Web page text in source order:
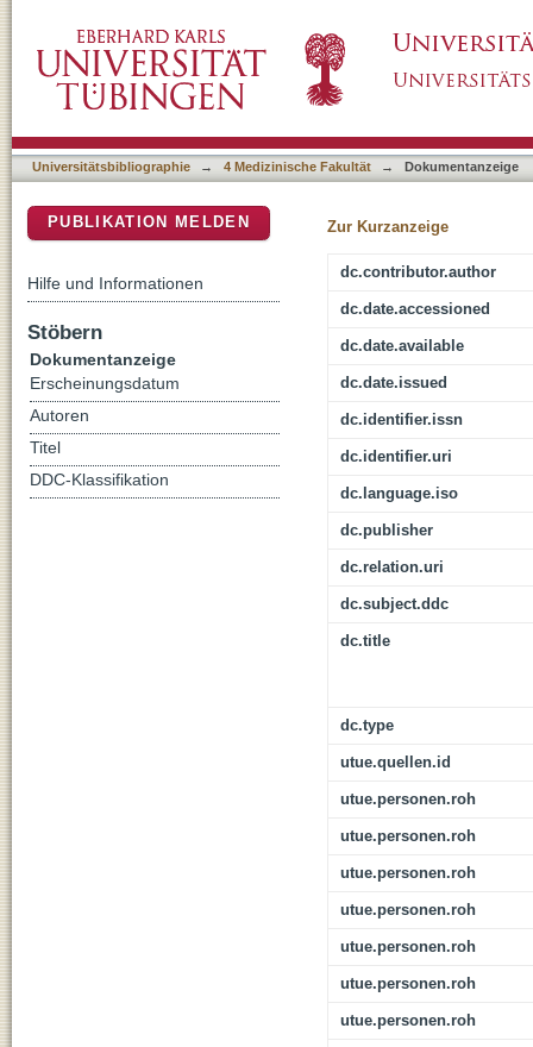
study in breast cancer survivors with
Universitätsbibliographie → 4 Medizinische Fakultät → Dokumentanzeige
Zur Kurzanzeige
dc.contributor.author
dc.date.accessioned
dc.date.available
dc.date.issued
dc.identifier.issn
dc.identifier.uri
dc.language.iso
dc.publisher
dc.relation.uri
dc.subject.ddc
dc.title
dc.type
utue.quellen.id
utue.personen.roh
utue.personen.roh
utue.personen.roh
utue.personen.roh
utue.personen.roh
utue.personen.roh
utue.personen.roh
PUBLIKATION MELDEN
Hilfe und Informationen
Stöbern
Dokumentanzeige
Erscheinungsdatum
Autoren
Titel
DDC-Klassifikation